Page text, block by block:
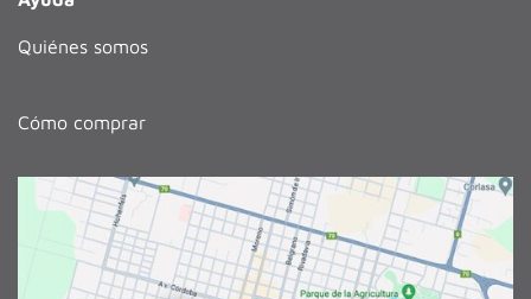
Quiénes somos
Cómo comprar